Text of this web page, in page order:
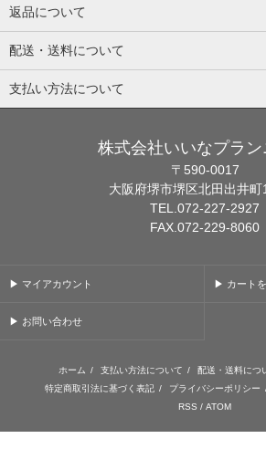
返品について
配送・送料について
支払い方法について
株式会社いいなプラ
〒590-0017
大阪府堺市堺区北田出井
TEL.072-227-2927
FAX.072-229-8060
▶ マイアカウント ▶ カート
▶ お問い合わせ
ホーム / 支払い方法について / 配送・送料につ
特定商取引法に基づく表記 / プライバシーポリシー
RSS / ATOM